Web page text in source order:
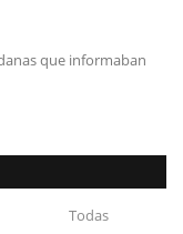
que informaban
Todas